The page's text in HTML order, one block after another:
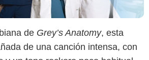
de Grey’s Anatomy, esta
de una canción intensa, con
YouTube